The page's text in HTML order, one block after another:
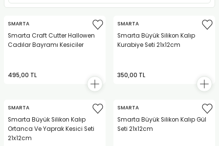
UÇLAR (MİN)
KALEMLERİ
SMARTA
Smarta Craft Cutter Hallowen
Cadılar Bayramı Kesiciler
495,00 TL
SMARTA
Smarta Büyük Silikon Kalıp
Kurabiye Seti 21x12cm
350,00 TL
SMARTA
Smarta Büyük Silikon Kalıp
Ortanca Ve Yaprak Kesici Seti
21x12cm
SMARTA
Smarta Büyük Silikon Kalıp Gül
Seti 21x12cm